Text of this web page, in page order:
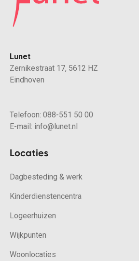
Lunet
Zernikestraat 17, 5612 HZ
Eindhoven
Telefoon: 088-551 50 00
E-mail: info@lunet.nl
Locaties
Dagbesteding & werk
Kinderdienstencentra
Logeerhuizen
Wijkpunten
Woonlocaties